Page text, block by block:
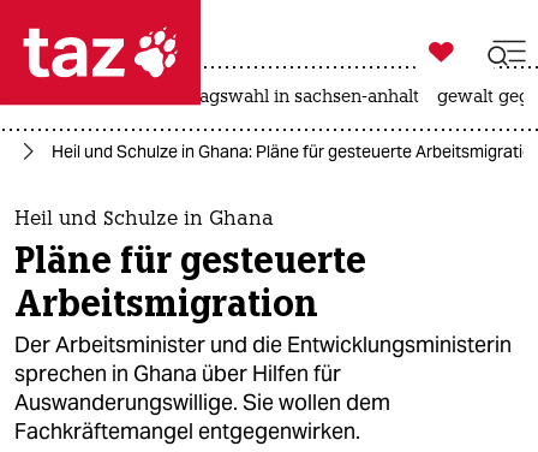
 taz zahl ich
taz zahl ich
themen
politik
öko
gesellschaft
kultur

taz zahl ich
landtagswahl in sachsen-anhalt gewalt
Heil und Schulze in Ghana: Pläne für gesteuerte
Heil und Schulze in Ghana
Pläne für gesteuerte
Arbeitsmigration
Der Arbeitsminister und die Entwicklungsministerin
sprechen in Ghana über Hilfen für
Auswanderungswillige. Sie wollen dem
Fachkräftemangel entgegenwirken.